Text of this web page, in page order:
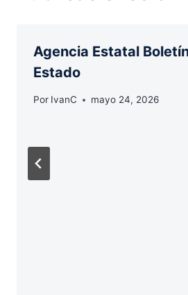
Agencia Estatal
Estado
Por IvanC mayo 24, 2026